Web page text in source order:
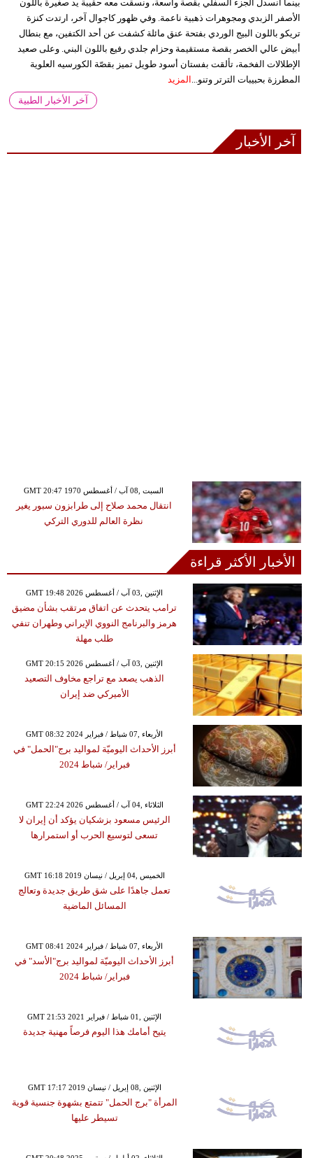
بينما انسدل الجزء السفلي بقصة واسعة، ونسقت معه حقيبة يد صغيرة باللون
الأصفر الزبدي ومجوهرات ذهبية ناعمة. وفي ظهور كاجوال آخر، ارتدت كنزة
تريكو باللون البيج الوردي بفتحة عنق مائلة كشفت عن أحد الكتفين، مع بنطال
أبيض عالي الخصر بقصة مستقيمة وحزام جلدي رفيع باللون البني. وعلى صعيد
الإطلالات الفخمة، تألقت بفستان أسود طويل تميز بقصّة الكورسيه العلوية
المطرزة بحبيبات الترتر وتنو... المزيد
آخر الأخبار الطبية
آخر الأخبار
GMT 20:47 1970 السبت ,08 آب / أغسطس
انتقال محمد صلاح إلى طرابزون سبور يغير
نظرة العالم للدوري التركي
الأخبار الأكثر قراءة
GMT 19:48 2026 الإثنين ,03 آب / أغسطس
ترامب يتحدث عن اتفاق مرتقب بشأن مضيق
هرمز والبرنامج النووي الإيراني وطهران تنفي
طلب مهلة
GMT 20:15 2026 الإثنين ,03 آب / أغسطس
الذهب يصعد مع تراجع مخاوف التصعيد
الأميركي ضد إيران
GMT 08:32 2024 الأربعاء ,07 شباط / فبراير
أبرز الأحداث اليوميّة لمواليد برج"الحمل" في
فبراير/ شباط 2024
GMT 22:24 2026 الثلاثاء ,04 آب / أغسطس
الرئيس مسعود بزشكيان يؤكد أن إيران لا
تسعى لتوسيع الحرب أو استمرارها
GMT 16:18 2019 الخميس ,04 إبريل / نيسان
تعمل جاهدًا على شق طريق جديدة وتعالج
المسائل الماضية
GMT 08:41 2024 الأربعاء ,07 شباط / فبراير
أبرز الأحداث اليوميّة لمواليد برج"الأسد" في
فبراير/ شباط 2024
GMT 21:53 2021 الإثنين ,01 شباط / فبراير
يتيح أمامك هذا اليوم فرصاً مهنية جديدة
GMT 17:17 2019 الإثنين ,08 إبريل / نيسان
المرأة "برج الحمل" تتمتع بشهوة جنسية قوية
تسيطر عليها